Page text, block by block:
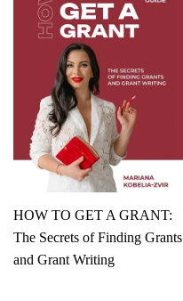
HOW TO GET A GRANT:
The Secrets of Finding Grants
and Grant Writing